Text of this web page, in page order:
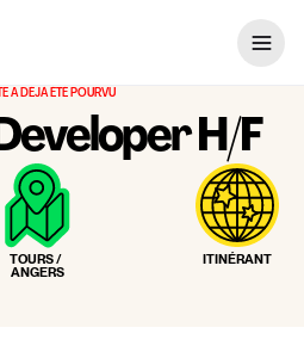
A DÉJÀ ÉTÉ POURVU
H/F
TOURS /
ANGERS
ITINÉRANT